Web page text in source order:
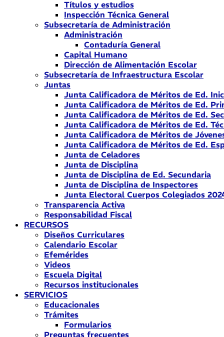
Títulos y estudios
Inspección Técnica General
Subsecretaría de Administración
Administración
Contaduría General
Capital Humano
Dirección de Alimentación Escolar
Subsecretaría de Infraestructura Escolar
Juntas
Junta Calificadora de Méritos de Ed.
Junta Calificadora de Méritos de Ed.
Junta Calificadora de Méritos de Ed.
Junta Calificadora de Méritos de Ed.
Junta Calificadora de Méritos de
Junta Calificadora de Méritos de Ed.
Junta de Celadores
Junta de Disciplina
Junta de Disciplina de Ed. Secundaria
Junta de Disciplina de Inspectores
Junta Electoral Cuerpos Colegiados
Transparencia Activa
Responsabilidad Fiscal
RECURSOS
Diseños Curriculares
Calendario Escolar
Efemérides
Videos
Escuela Digital
Recursos institucionales
SERVICIOS
Educacionales
Trámites
Formularios
Preguntas frecuentes